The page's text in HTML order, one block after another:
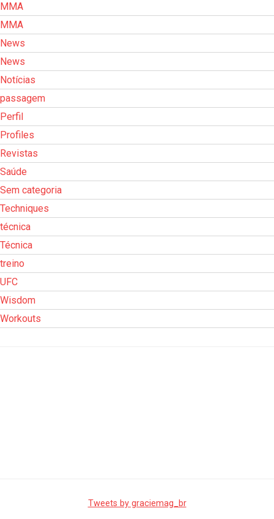
MMA
MMA
News
News
Notícias
passagem
Perfil
Profiles
Revistas
Saúde
Sem categoria
Techniques
técnica
Técnica
treino
UFC
Wisdom
Workouts
Tweets by graciemag_br